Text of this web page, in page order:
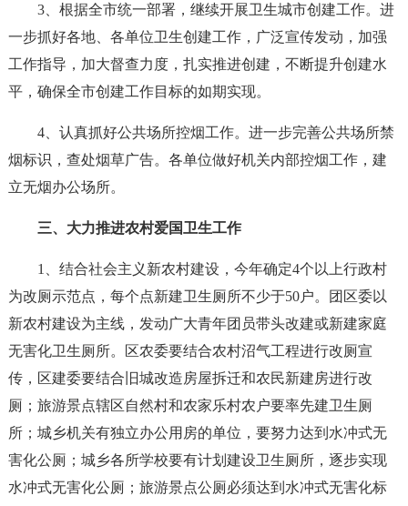
3、根据全市统一部署，继续开展卫生城市创建工作。进
一步抓好各地、各单位卫生创建工作，广泛宣传发动，加强
工作指导，加大督查力度，扎实推进创建，不断提升创建水
平，确保全市创建工作目标的如期实现。
4、认真抓好公共场所控烟工作。进一步完善公共场所禁
烟标识，查处烟草广告。各单位做好机关内部控烟工作，建
立无烟办公场所。
三、大力推进农村爱国卫生工作
1、结合社会主义新农村建设，今年确定4个以上行政村
为改厕示范点，每个点新建卫生厕所不少于50户。团区委以
新农村建设为主线，发动广大青年团员带头改建或新建家庭
无害化卫生厕所。区农委要结合农村沼气工程进行改厕宣
传，区建委要结合旧城改造房屋拆迁和农民新建房进行改
厕；旅游景点辖区自然村和农家乐村农户要率先建卫生厕
所；城乡机关有独立办公用房的单位，要努力达到水冲式无
害化公厕；城乡各所学校要有计划建设卫生厕所，逐步实现
水冲式无害化公厕；旅游景点公厕必须达到水冲式无害化标